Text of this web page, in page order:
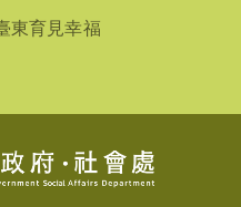
東育見幸福